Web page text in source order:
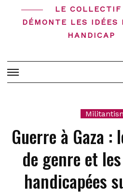
LE
DÉMONTE LES IDÉES
HANDICAP
Guerre à Gaza
de genre et
handicapées